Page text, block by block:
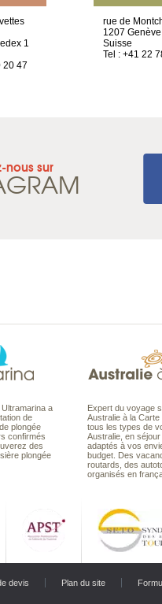
1
20 47
rue de
1207 Genève
Suisse
Tel : +41 22
nous sur
a
de
plongée
confirmés
des
plongée
Expert du voyage
Australie à la
tous les types de
Australie, en séjour
adaptés à vos
budget. Des
routards, des
organisés en
devis Plan du site